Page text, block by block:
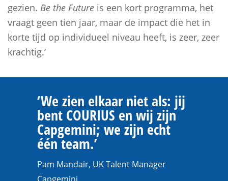
gezien. Be the Future is een kort programma, het
vraagt geen tien jaar, maar de impact die het in
korte tijd op individueel niveau heeft, is zeer, zeer
krachtig.’
‘We zien elkaar niet als: jij
bent COURIUS en wij zijn
Capgemini; we zijn echt
één team.’
Pam Mandair, UK Talent Manager